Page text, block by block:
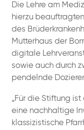
Die Lehre am
hierzu
des
Mutterhaus der
digitale
sowie auch durch
pendelnde
„Für die Stiftung
eine nachhaltige
klassizistische